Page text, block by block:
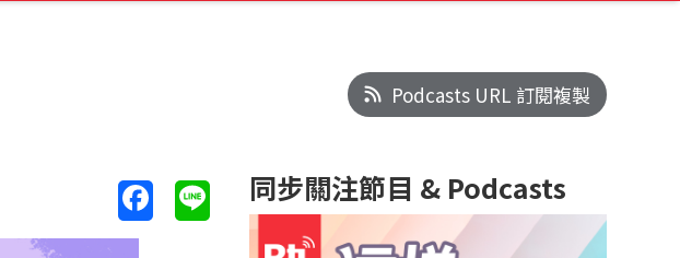
Podcasts URL 訂閱複製
同步關注節目 & Podcasts